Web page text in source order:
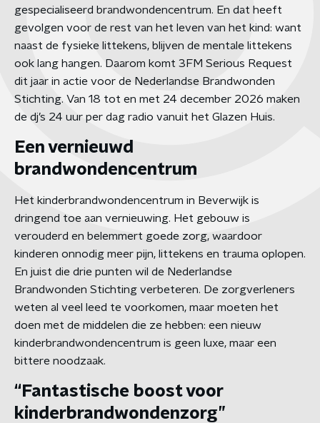
gespecialiseerd brandwondencentrum. En dat heeft
gevolgen voor de rest van het leven van het kind: want
naast de fysieke littekens, blijven de mentale littekens
ook lang hangen. Daarom komt 3FM Serious Request
dit jaar in actie voor de Nederlandse Brandwonden
Stichting. Van 18 tot en met 24 december 2026 maken
de dj’s 24 uur per dag radio vanuit het Glazen Huis.
Een vernieuwd
brandwondencentrum
Het kinderbrandwondencentrum in Beverwijk is
dringend toe aan vernieuwing. Het gebouw is
verouderd en belemmert goede zorg, waardoor
kinderen onnodig meer pijn, littekens en trauma oplopen.
En juist die drie punten wil de Nederlandse
Brandwonden Stichting verbeteren. De zorgverleners
weten al veel leed te voorkomen, maar moeten het
doen met de middelen die ze hebben: een nieuw
kinderbrandwondencentrum is geen luxe, maar een
bittere noodzaak.
“Fantastische boost voor
kinderbrandwondenzorg”